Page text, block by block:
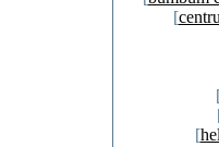
[
[